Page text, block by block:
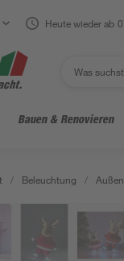
Heute wieder ab
Bauen & Renovieren
/ Beleuchtung /